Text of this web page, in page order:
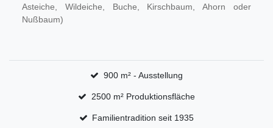
Asteiche, Wildeiche, Buche, Kirschbaum, Ahorn oder
Nußbaum)
900 m² - Ausstellung
2500 m² Produktionsfläche
Familientradition seit 1935